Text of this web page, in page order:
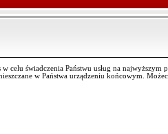
celu świadczenia Państwu usług na
w Państwa urządzeniu końcowym.